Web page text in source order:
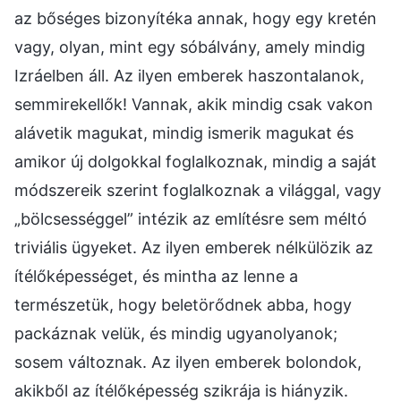
az bőséges bizonyítéka annak, hogy egy kretén
vagy, olyan, mint egy sóbálvány, amely mindig
Izráelben áll. Az ilyen emberek haszontalanok,
semmirekellők! Vannak, akik mindig csak vakon
alávetik magukat, mindig ismerik magukat és
amikor új dolgokkal foglalkoznak, mindig a saját
módszereik szerint foglalkoznak a világgal, vagy
„bölcsességgel” intézik az említésre sem méltó
triviális ügyeket. Az ilyen emberek nélkülözik az
ítélőképességet, és mintha az lenne a
természetük, hogy beletörődnek abba, hogy
packáznak velük, és mindig ugyanolyanok;
sosem változnak. Az ilyen emberek bolondok,
akikből az ítélőképesség szikrája is hiányzik.